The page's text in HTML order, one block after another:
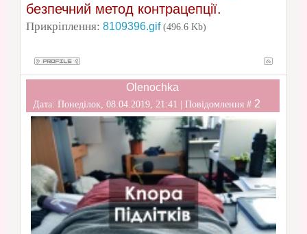
безпечний метод контрацепції.
Прикріплення: 8109396.gif (496.6 Kb)
Olenochka
Дата: Понеділок, 08.04.2019, 21:41 | Повідомлення # 2